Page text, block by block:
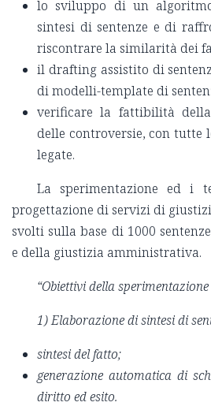
lo sviluppo di un
sintesi di sentenze e di
riscontrare la similarità dei
il drafting assistito di
di modelli-template di
verificare la fattibilità della
delle controversie, con tutte
legate.
La sperimentazione ed i
progettazione di servizi di
svolti sulla base di 1000
e della giustizia amministrativa.
“Obiettivi della sperimentazione
1) Elaborazione di sintesi di
sintesi del fatto;
generazione automatica di
diritto ed esito.